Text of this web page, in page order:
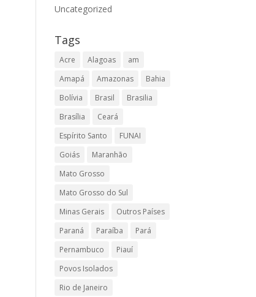
Uncategorized
Tags
Acre Alagoas
am
Amapá
Amazonas
Bahia
Bolívia
Brasil
Brasilia
Brasília
Ceará
Espírito Santo
FUNAI
Goiás
Maranhão
Mato Grosso
Mato Grosso do Sul
Minas Gerais
Outros Países
Paraná
Paraíba
Pará
Pernambuco
Piauí
Povos Isolados
Rio de Janeiro